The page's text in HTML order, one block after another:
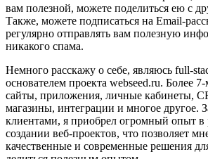
вам полезной, можете поделиться ею с
Также, можете подписаться на Email-
регулярно отправлять вам полезную
никакого спама.
Немного расскажу о себе, являюсь full-
основателем проекта webseed.ru. Более
сайты, приложения, личные кабинеты,
магазины, интеграции и многое другое.
клиентами, я приобрел огромный опыт в
создании веб-проектов, что позволяет
качественные и современные решения